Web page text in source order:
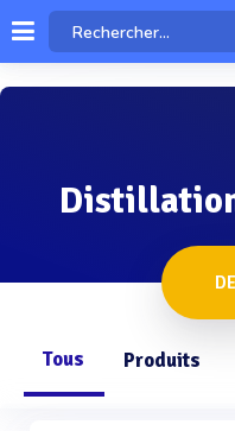
Tous Produits